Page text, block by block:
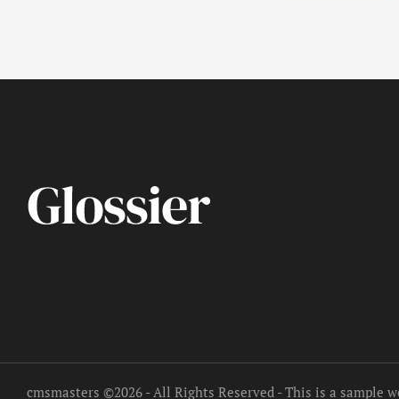
cmsmasters ©2026 - All Rights Reserved - This is a sample